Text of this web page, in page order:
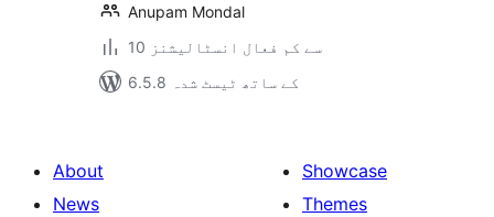
Anupam Mondal
10 سے کم فعال انسٹالیشنز
6.5.8 کے ساتھ ٹیسٹ شدہ
About
News
Showcase
Themes